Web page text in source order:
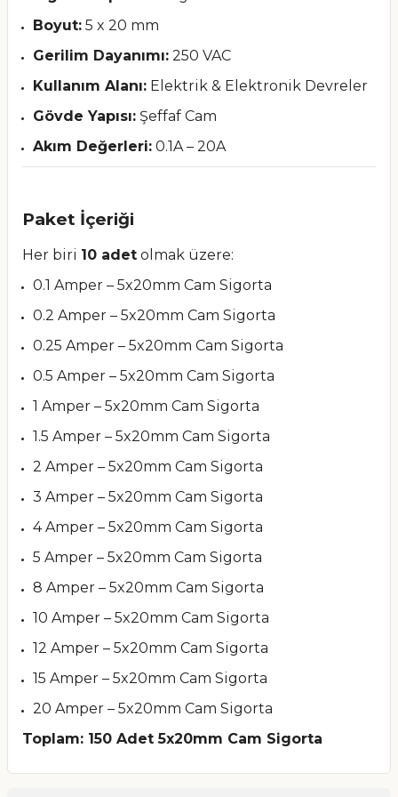
Boyut: 5 x 20 mm
Gerilim Dayanımı: 250 VAC
Kullanım Alanı: Elektrik & Elektronik Devreler
Gövde Yapısı: Şeffaf Cam
Akım Değerleri: 0.1A – 20A
Paket İçeriği
Her biri 10 adet olmak üzere:
0.1 Amper – 5x20mm Cam Sigorta
0.2 Amper – 5x20mm Cam Sigorta
0.25 Amper – 5x20mm Cam Sigorta
0.5 Amper – 5x20mm Cam Sigorta
1 Amper – 5x20mm Cam Sigorta
1.5 Amper – 5x20mm Cam Sigorta
2 Amper – 5x20mm Cam Sigorta
3 Amper – 5x20mm Cam Sigorta
4 Amper – 5x20mm Cam Sigorta
5 Amper – 5x20mm Cam Sigorta
8 Amper – 5x20mm Cam Sigorta
10 Amper – 5x20mm Cam Sigorta
12 Amper – 5x20mm Cam Sigorta
15 Amper – 5x20mm Cam Sigorta
20 Amper – 5x20mm Cam Sigorta
Toplam: 150 Adet 5x20mm Cam Sigorta